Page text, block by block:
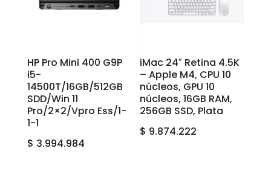
HP Pro Mini 400 G9P
i5-
14500T/16GB/512GB
SDD/Win 11
Pro/2×2/Vpro Ess/1-
1-1
$ 3.994.984
iMac 24″ Retina 4.5K
– Apple M4, CPU 10
núcleos, GPU 10
núcleos, 16GB RAM,
256GB SSD, Plata
$ 9.874.222